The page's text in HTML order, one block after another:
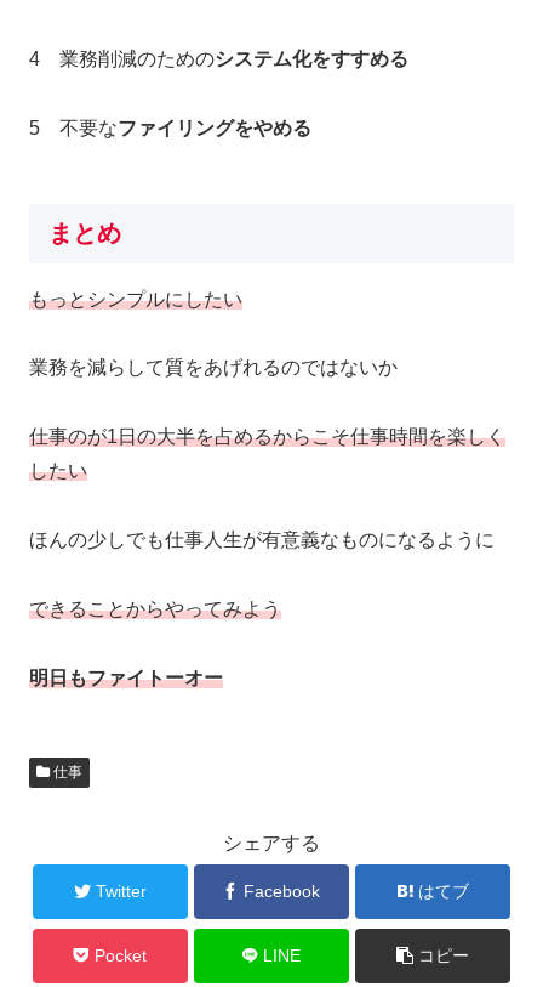
4 業務削減のためのシステム化をすすめる
5 不要なファイリングをやめる
まとめ
もっとシンプルにしたい
業務を減らして質をあげれるのではないか
仕事のが1日の大半を占めるからこそ仕事時間を楽しく
したい
ほんの少しでも仕事人生が有意義なものになるように
できることからやってみよう
明日もファイトーオー
仕事
シェアする
Twitter Facebook はてブ
Pocket LINE コピー